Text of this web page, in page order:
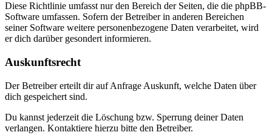
Diese Richtlinie umfasst nur den Bereich der Seiten, die die phpBB-
Software umfassen. Sofern der Betreiber in anderen Bereichen
seiner Software weitere personenbezogene Daten verarbeitet, wird
er dich darüber gesondert informieren.
Auskunftsrecht
Der Betreiber erteilt dir auf Anfrage Auskunft, welche Daten über
dich gespeichert sind.
Du kannst jederzeit die Löschung bzw. Sperrung deiner Daten
verlangen. Kontaktiere hierzu bitte den Betreiber.